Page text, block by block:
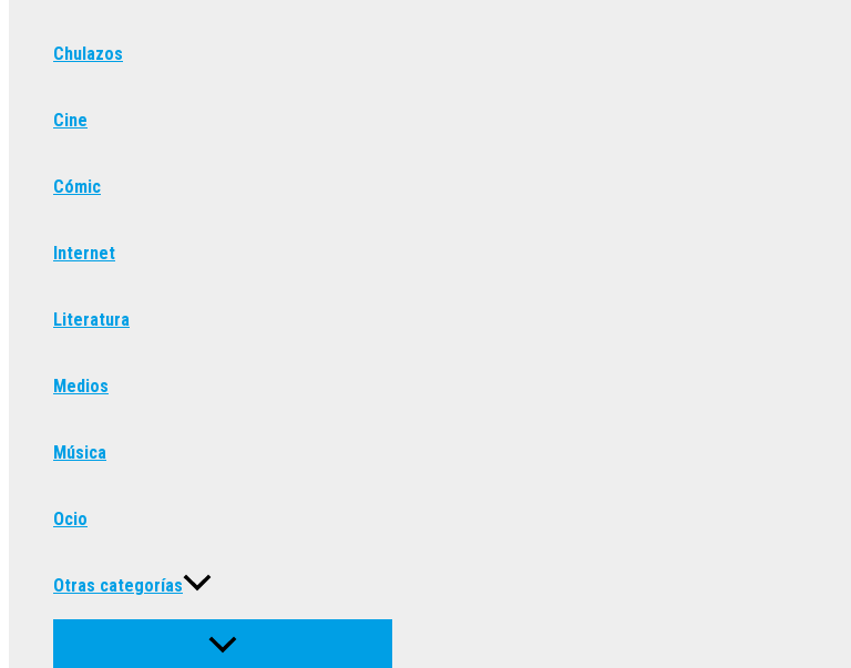
Chulazos
Cine
Cómic
Internet
Literatura
Medios
Música
Ocio
Otras categorías